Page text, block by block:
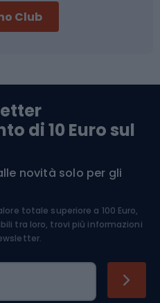
Club
di 10 Euro sul
novità solo per gli
totale superiore a 100 Euro,
tra loro, trovi più informazioni